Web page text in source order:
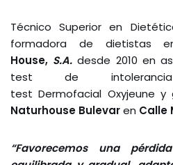
Técnico Superior en
formadora de dietistas
House, S.A. desde 2010 en
test de
test Dermofacial Oxyjeune
Naturhouse Bulevaren Calle
“Favorecemos una